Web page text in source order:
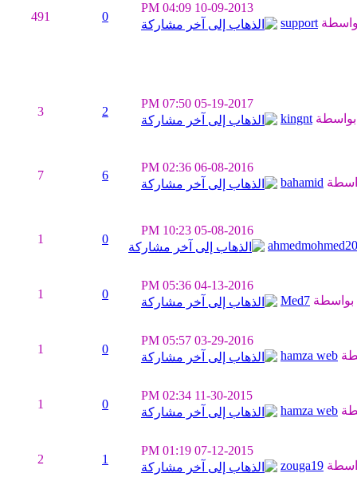
10-09-2013
04:09 PM
support
0
491
05-19-2017
07:50 PM
بواسطة kingnt
2
3
06-08-2016
02:36 PM
bahamid
6
7
05-08-2016
10:23 PM
0
1
04-13-2016
05:36 PM
بواسطة Med7
0
1
03-29-2016
05:57 PM
hamza web
0
1
11-30-2015
02:34 PM
hamza web
0
1
07-12-2015
01:19 PM
zouga19
1
2